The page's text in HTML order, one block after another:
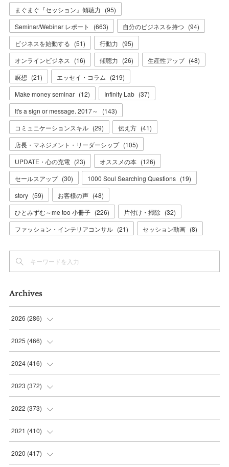
まぐまぐ『セッション』傾聴力 (95)
Seminar/Webinar レポート
(663) 自分のビジネスを持つ (94)
ビジネスを始動する (51) 行動力 (95)
オンラインビジネス
(16) 傾聴力 (26) 生産性アップ (48)
瞑想 (21) エッセイ・コラム (219)
Make money seminar (12) Infinity Lab (37)
It's a sign or message. 2017～
(143)
コミュニケーションスキル (29) 伝え方 (41)
店長・マネジメント・リーダーシップ (105)
UPDATE・心の充電 (23) オススメの本 (126)
セールスアップ (30) 1000 Soul Searching Questions (19)
story (59) お客様の声 (48)
ひとみずむ～me too 小冊子 (226) 片付け・掃除 (32)
ファッション・インテリアコンサル (21) セッション動画 (8)
Archives
2026 (286)
(7)
(36
(37
(42
2025 (466)
(56
(37
(35
(36
2024 (416)
(38
(39
(38
(36
2023 (372)
(31
(30
(30
2022 (373)
(31
(33
2021 (410)
(32
2020 (417)